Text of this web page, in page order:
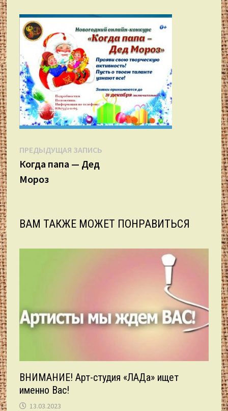
Навигация
по
записям
ПРЕДЫДУЩАЯ ЗАПИСЬ
Когда папа — Дед
Мороз
ВАМ ТАКЖЕ МОЖЕТ ПОНРАВИТЬСЯ
ВНИМАНИЕ! Арт-студия «ЛАДа» ищет
именно Вас!
13.03.2023